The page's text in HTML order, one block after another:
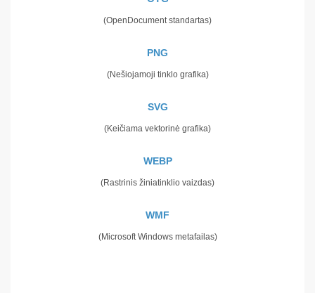
(OpenDocument standartas)
PNG
(Nešiojamoji tinklo grafika)
SVG
(Keičiama vektorinė grafika)
WEBP
(Rastrinis žiniatinklio vaizdas)
WMF
(Microsoft Windows metafailas)